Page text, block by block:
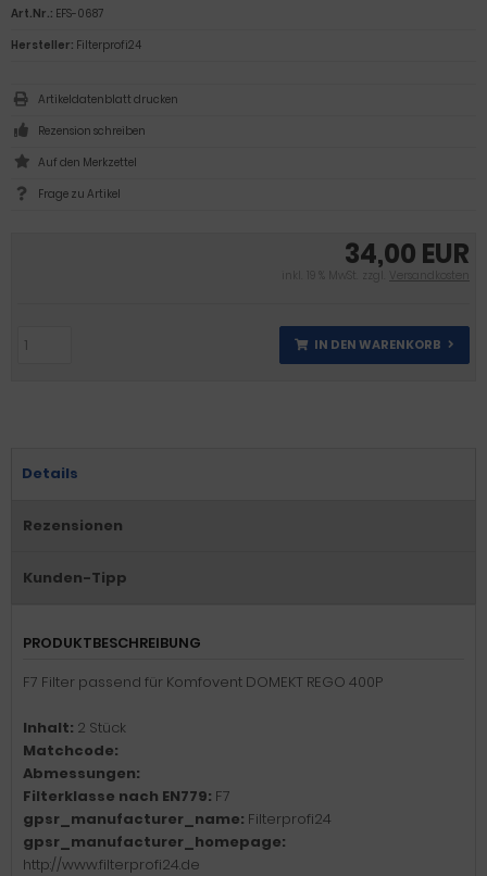
34,00 EUR
inkl. 19 % MwSt. zzgl. Versandkosten
IN DEN WARENKORB
Art.Nr.: EFS-0687
Hersteller: Filterprofi24
Artikeldatenblatt drucken
Rezension schreiben
Frage zu Artikel
Details
Rezensionen
Kunden-Tipp
PRODUKTBESCHREIBUNG
F7 Filter passend für Komfovent DOMEKT REGO 400P
Inhalt: 2 Stück
Matchcode:
Abmessungen:
Filterklasse nach EN779: F7
gpsr_manufacturer_name: Filterprofi24
gpsr_manufacturer_homepage:
http://www.filterprofi24.de